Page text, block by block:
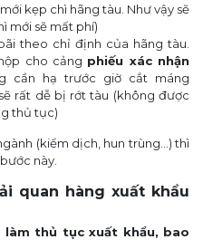
kẹp chì hãng tàu. Như vậy sẽ
mới sẽ mất phí)
theo chỉ định của hãng tàu.
cho cảng phiếu xác nhận
cần hạ trước giờ cắt máng
rất dễ bị rớt tàu (không được
thủ tục)
(kiểm dịch, hun trùng…) thì
này.
quan hàng xuất khẩu
thủ tục xuất khẩu, bao